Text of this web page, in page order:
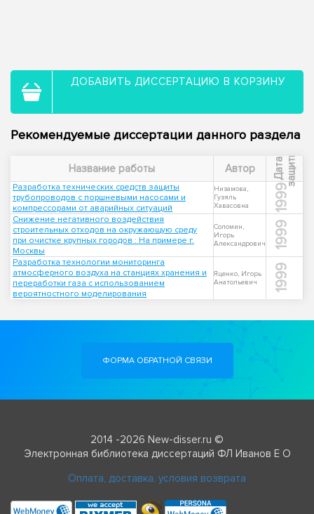
ДОБАВИТЬ ДИССЕРТАЦИЮ В КОРЗИНУ
Рекомендуемые диссертации данного раздела
Название работы Автор Д
а
т
а
з
а
щ
и
т ы
Разработка технических средств защиты
трубопроводов с поршневыми насосами и
компрессорами от аварийных ситуаций
Низамова,
Гузяль
Хавасовна
1999
Снижение негативного воздействия
строительных отходов на окружающую среду
при очистке крупных городов : На примере г.
Москвы
Соломин,
Игорь
Александрович
1999
Разработка технологии мониторинга
атмосферного воздуха на станциях хранения и
переработки газа с использованием
вероятностного моделирования
Яценко, Игорь
Анатольевич
1999
ФОРМА ОБРАТНОЙ СВЯЗИ
2014 -2026 New-disser.ru ©
Электронная библиотека диссертаций ФЛ Иванов Е О
Оплата, доставка, условия возврата